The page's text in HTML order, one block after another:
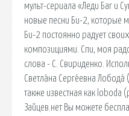
мульт-сериала «Леди Баг и
новые песни Би-2, которые
Би-2 постоянно радует
композициями. Спи, моя
слова - С. Свириденко.
Светла́на Серге́евна Лобода́
также известная как loboda
Зайцев.нет Вы можете